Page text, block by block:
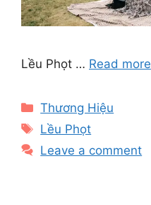
Lều Phọt … Read more
Categories
Thương Hiệu
Tags
Lều Phọt
Leave a comment